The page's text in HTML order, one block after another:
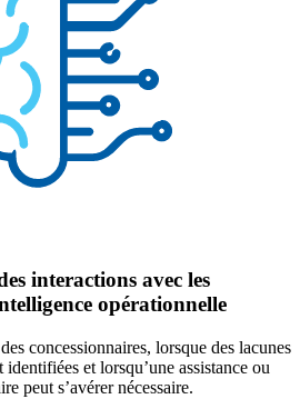
interactions avec les
opérationnelle
concessionnaires, lorsque des lacunes
identifiées et lorsqu’une assistance ou
peut s’avérer nécessaire.